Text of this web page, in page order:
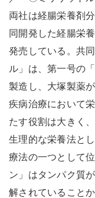
両社は経腸栄養剤
同開発した経腸栄
発売している。共
ル」は、第一号の
製造し、大塚製薬
疾病治療において
たす役割は大きく
生理的な栄養法と
療法の一つとして
ン」はタンパク質
解されていること